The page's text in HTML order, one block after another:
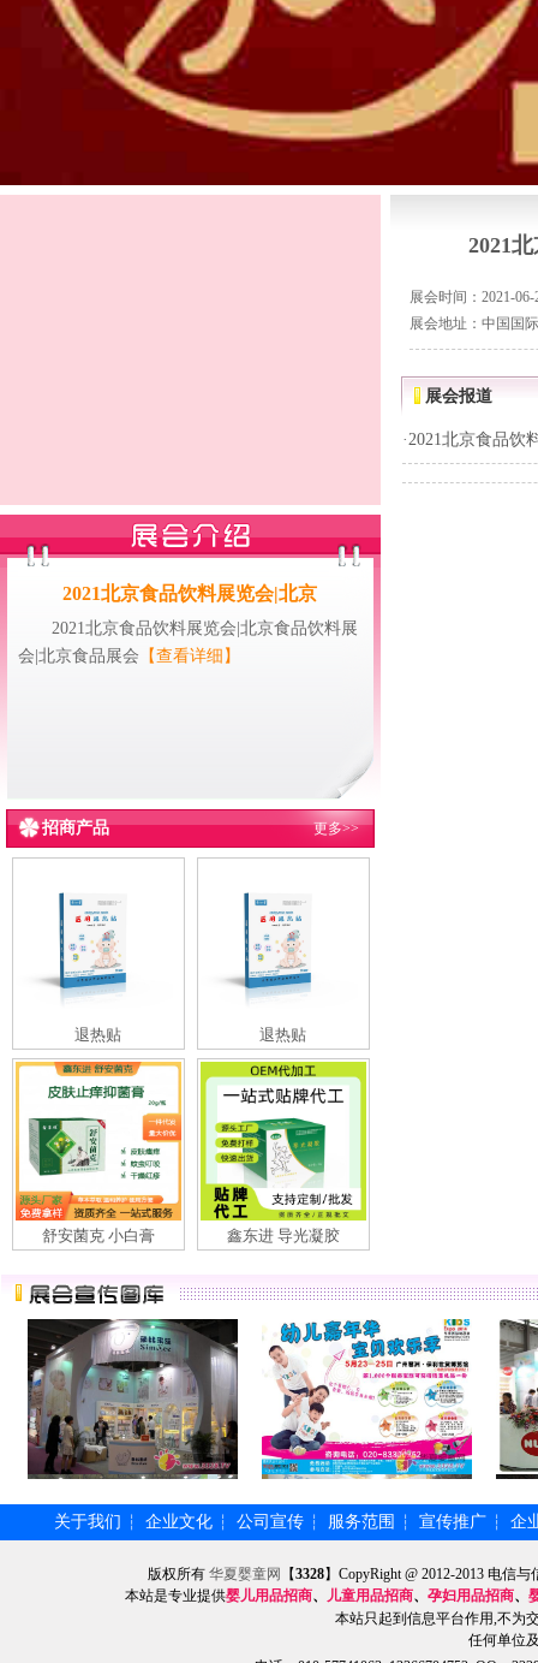
2021北京食品饮料展览会|北京
2021北京食品饮料展览会|北京食品饮料展
会|北京食品展会 【查看详细】
招商产品 更多>>
退热贴 退热贴
舒安菌克 小白膏 鑫东进 导光凝胶
2021
展会时间：2021-06-
展会地址：中国国
展会报道
· 2021北京食品饮
关于我们 ┆ 企业文化 ┆ 公司宣传 ┆ 服务范围 ┆ 宣传推广 ┆ 企
版权所有华夏婴童网 【3328】CopyRight @ 2012-2013 电信
本站是专业提供婴儿用品招商、 儿童用品招商、 孕妇用品招商、
本站只起到信息平台作用,不为
任何单位